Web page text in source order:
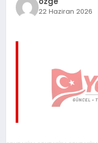
SPOR
TEKNOLOJI
22 Haziran 2026